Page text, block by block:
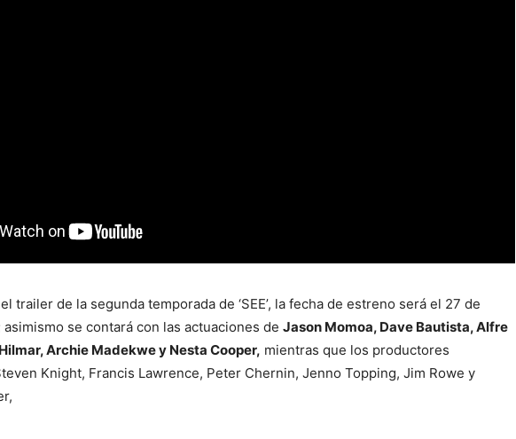
trailer de la segunda temporada de ‘SEE’, la fecha de estreno será el 27 de
se contará con las actuaciones de Jason Momoa, Dave Bautista, Alfre
Archie Madekwe y Nesta Cooper, mientras que los productores
Knight, Francis Lawrence, Peter Chernin, Jenno Topping, Jim Rowe y